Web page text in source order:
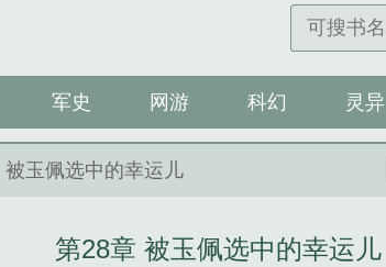
军史 网游 科幻 灵异
被玉佩选中的幸运儿
第28章 被玉佩选中的幸运儿